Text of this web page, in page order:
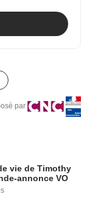
par
vie de Timothy
annonce VO